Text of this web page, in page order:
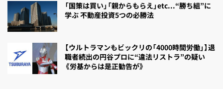
「国策は買い」「親からもらえ」etc...“勝ち組”に
学ぶ 不動産投資5つの必勝法
【ウルトラマンもビックリの「4000時間労働」】退
職者続出の円谷プロに“違法リストラ”の疑い
《労基からは是正勧告が》